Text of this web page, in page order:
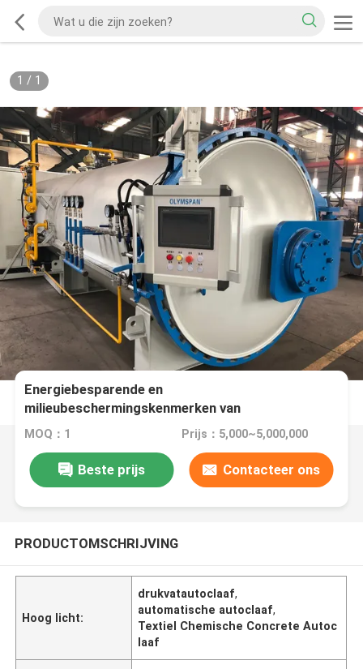
1 / 1
Energiebesparende en
milieubeschermingskenmerken van
samengestelde autoclaaf
MOQ：1 Prijs：5,000~5,000,000
Beste prijs Contacteer ons
PRODUCTOMSCHRIJVING
Hoog licht:
drukvatautoclaaf,
automatische autoclaaf,
Textiel Chemische Concrete Autoc
laaf